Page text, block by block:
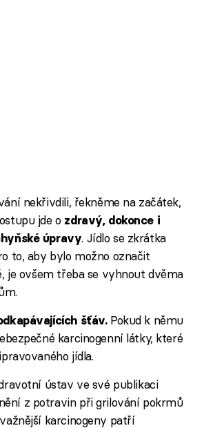
nekřivdili, řekněme na začátek,
jde o zdravý, dokonce i
úpravy. Jídlo se zkrátka
to, aby bylo možno označit
je ovšem třeba se vyhnout dvěma
šťáv.Pokud k němu
karcinogenní látky, které
jídla.
ústav ve své publikaci
z potravin při grilování pokrmů
karcinogeny patří